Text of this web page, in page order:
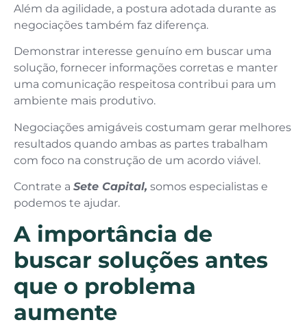
Além da agilidade, a postura adotada durante as
negociações também faz diferença.
Demonstrar interesse genuíno em buscar uma
solução, fornecer informações corretas e manter
uma comunicação respeitosa contribui para um
ambiente mais produtivo.
Negociações amigáveis costumam gerar melhores
resultados quando ambas as partes trabalham
com foco na construção de um acordo viável.
Contrate a Sete Capital, somos especialistas e
podemos te ajudar.
A importância de
buscar soluções antes
que o problema
aumente